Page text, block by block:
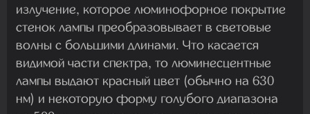
излучение, которое люминофорное покрытие
стенок лампы преобразовывает в световые
волны с большими длинами. Что касается
видимой части спектра, то люминесцентные
лампы выдают красный цвет (обычно на 630
нм) и некоторую форму голубого диапазона